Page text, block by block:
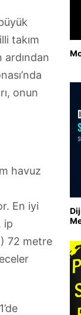
takım
ardından
onun
havuz
En iyi
ip
72 metre